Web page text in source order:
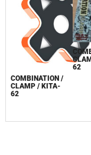
COMBINATION /
CLAMP / KITA-
62
62